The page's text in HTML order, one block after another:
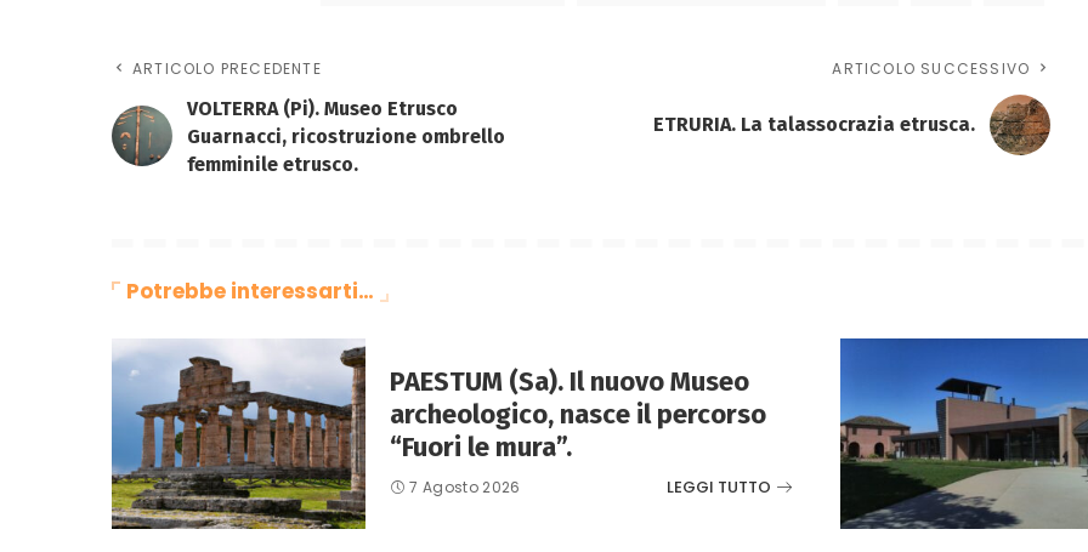
ARTICOLO PRECEDENTE
VOLTERRA (Pi). Museo Etrusco
Guarnacci, ricostruzione ombrello
femminile etrusco.
ARTICOLO SUCCESSIVO
ETRURIA. La talassocrazia etrusca.
Potrebbe interessarti…
PAESTUM (Sa). Il nuovo Museo
archeologico, nasce il percorso
“Fuori le mura”.
7 Agosto 2026 LEGGI TUTTO